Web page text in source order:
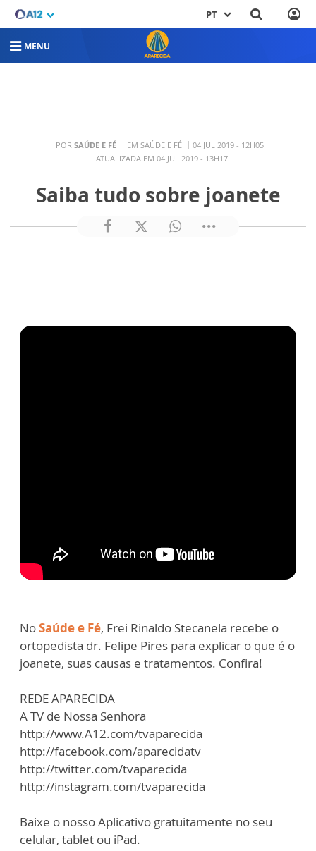
PT
MENU
POR SAÚDE E FÉ EM SAÚDE E FÉ
04 JUL 2019 - 12H05
ATUALIZADA EM 04 JUL 2019 - 13H17
Saiba tudo sobre joanete
NoSaúde e Fé, Frei Rinaldo Stecanela recebe o
ortopedista dr. Felipe Pires para explicar o que é o
joanete, suas causas e tratamentos. Confira!
REDE APARECIDA
A TV de Nossa Senhora
http://www.A12.com/tvaparecida
http://facebook.com/aparecidatv
http://twitter.com/tvaparecida
http://instagram.com/tvaparecida
Baixe o nosso Aplicativo gratuitamente no seu
celular, tablet ou iPad.